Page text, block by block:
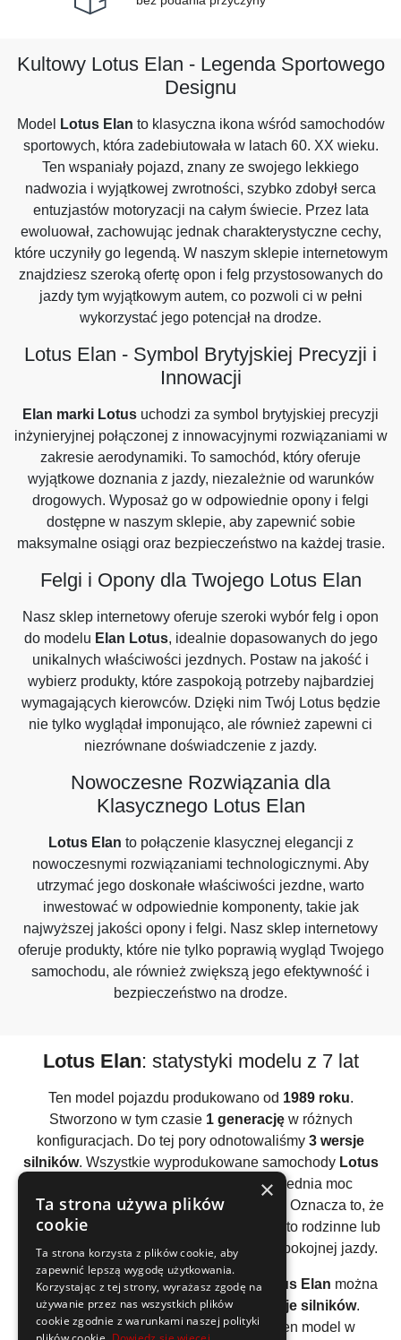
Kultowy Lotus Elan - Legenda Sportowego
Designu
Model Lotus Elan to klasyczna ikona wśród samochodów
sportowych, która zadebiutowała w latach 60. XX wieku.
Ten wspaniały pojazd, znany ze swojego lekkiego
nadwozia i wyjątkowej zwrotności, szybko zdobył serca
entuzjastów motoryzacji na całym świecie. Przez lata
ewoluował, zachowując jednak charakterystyczne cechy,
które uczyniły go legendą. W naszym sklepie internetowym
znajdziesz szeroką ofertę opon i felg przystosowanych do
jazdy tym wyjątkowym autem, co pozwoli ci w pełni
wykorzystać jego potencjał na drodze.
Lotus Elan - Symbol Brytyjskiej Precyzji i
Innowacji
Elan marki Lotus uchodzi za symbol brytyjskiej precyzji
inżynieryjnej połączonej z innowacyjnymi rozwiązaniami w
zakresie aerodynamiki. To samochód, który oferuje
wyjątkowe doznania z jazdy, niezależnie od warunków
drogowych. Wyposaż go w odpowiednie opony i felgi
dostępne w naszym sklepie, aby zapewnić sobie
maksymalne osiągi oraz bezpieczeństwo na każdej trasie.
Felgi i Opony dla Twojego Lotus Elan
Nasz sklep internetowy oferuje szeroki wybór felg i opon
do modelu Elan Lotus, idealnie dopasowanych do jego
unikalnych właściwości jezdnych. Postaw na jakość i
wybierz produkty, które zaspokoją potrzeby najbardziej
wymagających kierowców. Dzięki nim Twój Lotus będzie
nie tylko wyglądał imponująco, ale również zapewni ci
niezrównane doświadczenie z jazdy.
Nowoczesne Rozwiązania dla
Klasycznego Lotus Elan
Lotus Elan to połączenie klasycznej elegancji z
nowoczesnymi rozwiązaniami technologicznymi. Aby
utrzymać jego doskonałe właściwości jezdne, warto
inwestować w odpowiednie komponenty, takie jak
najwyższej jakości opony i felgi. Nasz sklep internetowy
oferuje produkty, które nie tylko poprawią wygląd Twojego
samochodu, ale również zwiększą jego efektywność i
bezpieczeństwo na drodze.
Lotus Elan: statystyki modelu z 7 lat
Ten model pojazdu produkowano od 1989 roku.
Stworzono w tym czasie 1 generacjęw różnych
konfiguracjach. Do tej pory odnotowaliśmy 3 wersje
silników. Wszystkie wyprodukowane samochody Lotus
benzynowy silnik. Średnia moc
wszystkich używanych silników to
. Oznacza to, że
ten model raczej należy traktować jako auto rodzinne lub
firmowe / flotowe. Polecane głównie do spokojnej jazdy.
Analizując wszystkie generacje autaLotus Elan można
wyliczyć, że średnio stworzono
3 wersje silników.
Producent zdecydował się oferować ten model w
×
Ta strona używa plików
cookie
Ta strona korzysta z plików cookie, aby
zapewnić lepszą wygodę użytkowania.
Korzystając z tej strony, wyrażasz zgodę na
używanie przez nas wszystkich plików
cookie zgodnie z warunkami naszej polityki